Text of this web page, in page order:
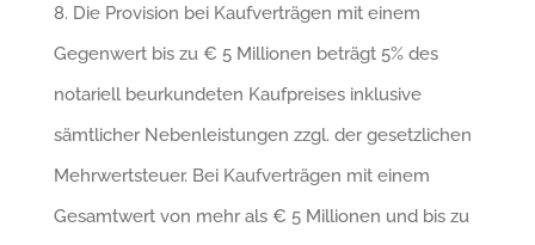
8. Die Provision bei Kaufverträgen mit einem
Gegenwert bis zu € 5 Millionen beträgt 5% des
notariell beurkundeten Kaufpreises inklusive
sämtlicher Nebenleistungen zzgl. der gesetzlichen
Mehrwertsteuer. Bei Kaufverträgen mit einem
Gesamtwert von mehr als € 5 Millionen und bis zu